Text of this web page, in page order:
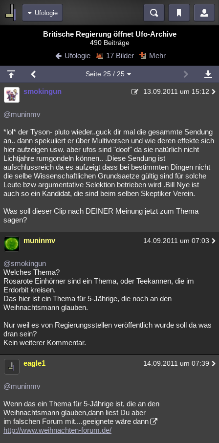
Ufologie
Blogs Videos
Chat Wiki Neuigkeiten
meine Rubriken
Menschen Wissenschaft Mystery Kriminalfälle
Spiritualität
Natur Umfragen Unterhaltung
weitere Rubriken
Philosophie Träume Orte Esoterik Literatur
Astronomie Helpdesk Gruppen Gaming Filme
Allmystery
Übersichten
Lesenswert
Britische Regierung öffnet Ufo-Archive
490 Beiträge
Ufologie 17 Bilder Mehr
Seite 25 / 25
smokingun 13.09.2011 um 15:12
@muninmv
*lol* der Tyson- pluto wieder..guck dir mal die gesammte Sendung
an.. dann spekuliert er über Multiversen und wie deren effekte sich
hier aufzeigen usw. aber ufos sind "doof" da sie natürlich nicht
Lichtjahre rumgondeln können.. .Diese Sendung ist
aufschlussreich da es aufzeigt dass bei bestimmten Dingen nicht
die selbe Wissenschaftlichen Grundsaetze gültig sind für solche
Leute bzw argumentative Selektion betrieben wird .Bill Nye ist
auch so ein Kandidat, die sind beim selben Skeptiker Verein.
Was soll dieser Clip nach DEINER Meinung jetzt zum Thema
sagen?
muninmv 14.09.2011 um 07:03
@smokingun
Welches Thema?
Rosarote Einhörner sind ein Thema, oder Teekannen, die im
Erdorbit kreisen.
Das hier ist ein Thema für 5-Jährige, die noch an den
Weihnachtsmann glauben.
Nur weil es von Regierungsstellen veröffentlich wurde soll da was
dran sein?
Kein weiterer Kommentar.
eagle1 14.09.2011 um 07:39
@muninmv
Wenn das ein Thema für 5-Jährige ist, die an den
Weihnachtsmann glauben,dann liest Du aber
im falschen Forum mit....geeignete wäre dann
http://www.weihnachten-forum.de/